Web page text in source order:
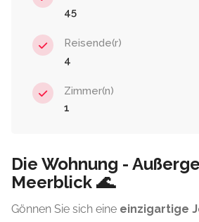
45
Reisende(r)
4
Zimmer(n)
1
Die Wohnung -
Meerblick 🌊.
Gönnen Sie sich eine einzigartige